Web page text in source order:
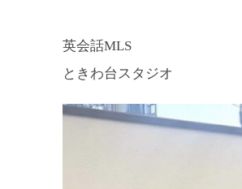
英会話MLS
ときわ台スタジオ